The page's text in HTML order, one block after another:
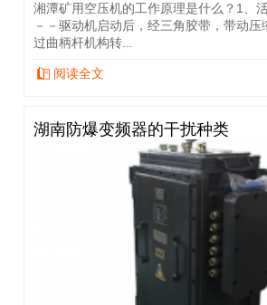
湘潭矿用空压机的工作原理是什么？1、
－－驱动机启动后，经三角胶带，带动压
过曲柄杆机构转...
阅读全文
湖南防爆变频器的干扰种类